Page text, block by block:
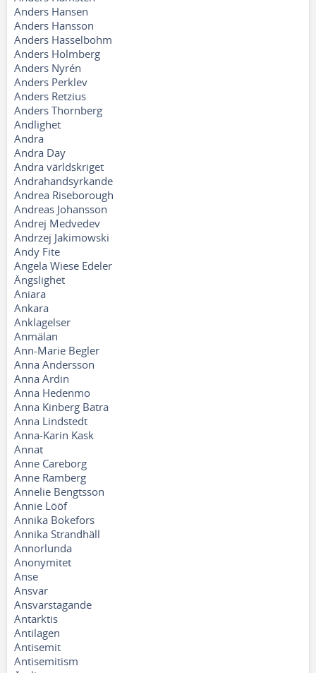
Anders Hansen
Anders Hansson
Anders Hasselbohm
Anders Holmberg
Anders Nyrén
Anders Perklev
Anders Retzius
Anders Thornberg
Andlighet
Andra
Andra Day
Andra världskriget
Andrahandsyrkande
Andrea Riseborough
Andreas Johansson
Andrej Medvedev
Andrzej Jakimowski
Andy Fite
Angela Wiese Edeler
Ängslighet
Aniara
Ankara
Anklagelser
Anmälan
Ann-Marie Begler
Anna Andersson
Anna Ardin
Anna Hedenmo
Anna Kinberg Batra
Anna Lindstedt
Anna-Karin Kask
Annat
Anne Careborg
Anne Ramberg
Annelie Bengtsson
Annie Lööf
Annika Bokefors
Annika Strandhäll
Annorlunda
Anonymitet
Anse
Ansvar
Ansvarstagande
Antarktis
Antilagen
Antisemit
Antisemitism